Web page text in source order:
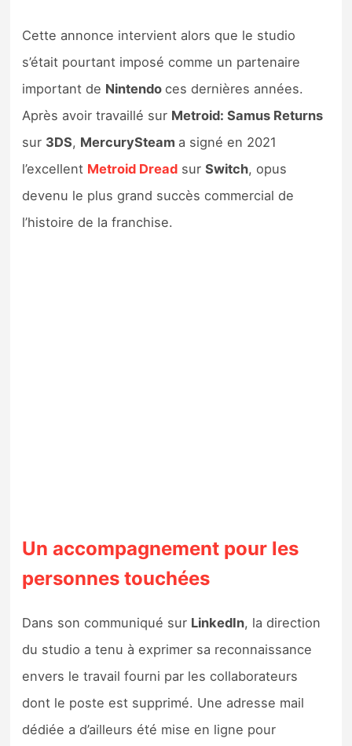
Cette annonce intervient alors que le studio
s’était pourtant imposé comme un partenaire
important de Nintendoces dernières années.
Après avoir travaillé sur Metroid: Samus Returns
sur 3DS, MercurySteam a signé en 2021
l’excellent Metroid Dread surSwitch, opus
devenu le plus grand succès commercial de
l’histoire de la franchise.
Un accompagnement pour les
personnes touchées
Dans son communiqué sur LinkedIn, la direction
du studio a tenu à exprimer sa reconnaissance
envers le travail fourni par les collaborateurs
dont le poste est supprimé. Une adresse mail
dédiée a d’ailleurs été mise en ligne pour